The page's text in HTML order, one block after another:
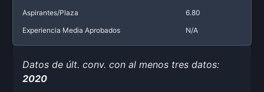
Aspirantes/Plaza
6.80
Experiencia Media Aprobados
N/A
Datos de últ. conv. con al menos tres datos:
2020